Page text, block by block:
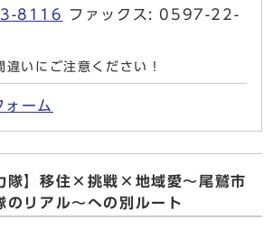
8116
ファックス: 0597-22-
違いにご注意ください！
ォーム
隊】移住×挑戦×地域愛〜尾鷲市
のリアル〜への別ルート